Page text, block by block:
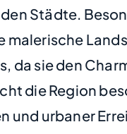
Städte.
malerische
da sie den
die Region
und urbaner